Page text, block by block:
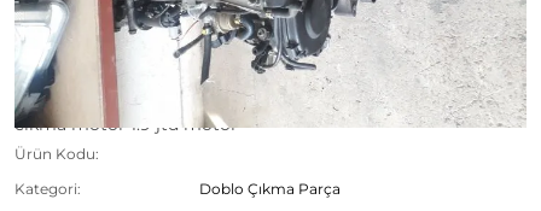
cıkma motor 1.9 jtd motor
Ürün Kodu:
Kategori:
Doblo Çıkma Parça